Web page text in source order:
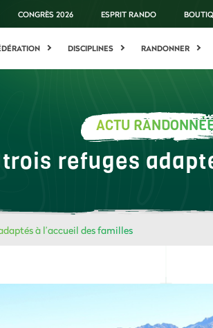
CONGRÈS 2026 ESPRIT RANDO
DISCIPLINES RANDONNER
ACTU
refuges
à l’accueil des familles